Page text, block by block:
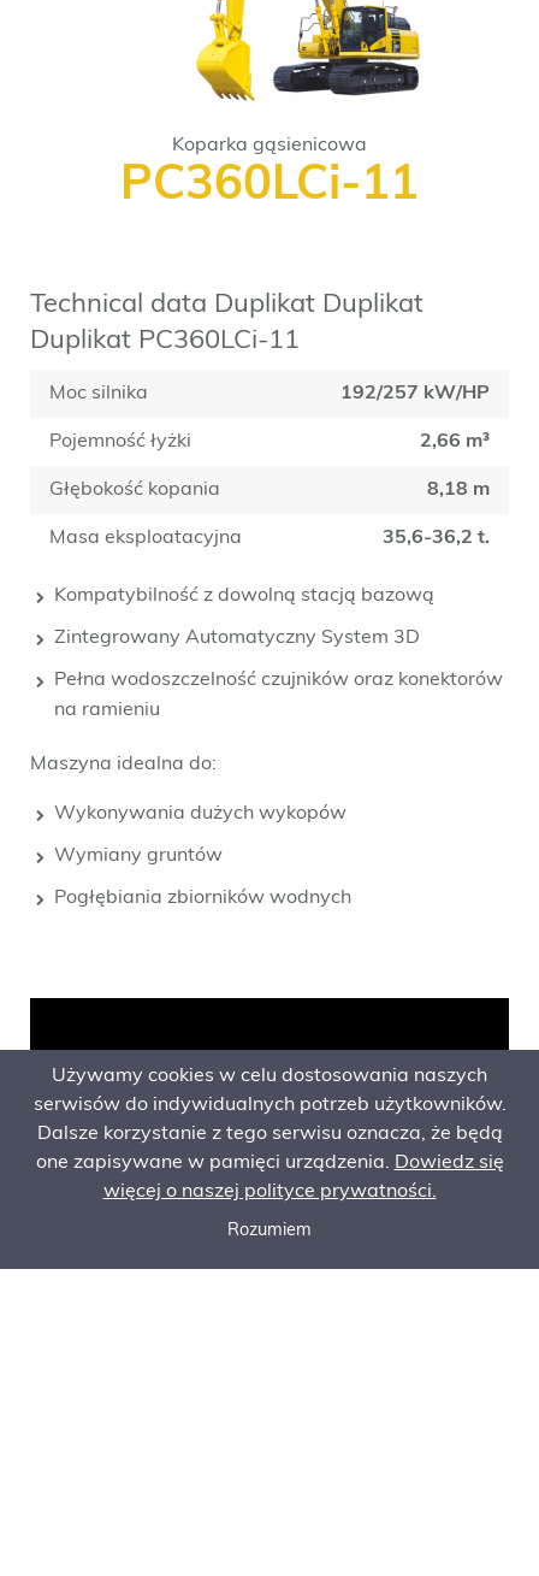
Koparka gąsienicowa
PC360LCi-11
Technical data Duplikat Duplikat
Duplikat PC360LCi-11
Moc silnika 192/257 kW/HP
Pojemność łyżki 2,66 m³
Głębokość kopania 8,18 m
Masa eksploatacyjna 35,6-36,2 t.
Kompatybilność z dowolną stacją bazową
Zintegrowany Automatyczny System 3D
Pełna wodoszczelność czujników oraz konektorów
na ramieniu
Maszyna idealna do:
Wykonywania dużych wykopów
Wymiany gruntów
Pogłębiania zbiorników wodnych
Używamy cookies w celu dostosowania naszych
serwisów do indywidualnych potrzeb użytkowników.
Dalsze korzystanie z tego serwisu oznacza, że będą
one zapisywane w pamięci urządzenia. Dowiedz się
więcej o naszej polityce prywatności.
Rozumiem